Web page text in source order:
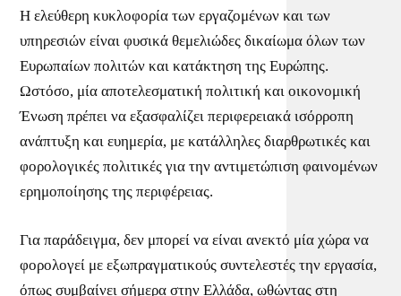
Η ελεύθερη κυκλοφορία των εργαζομένων και των
υπηρεσιών είναι φυσικά θεμελιώδες δικαίωμα όλων των
Ευρωπαίων πολιτών και κατάκτηση της Ευρώπης.
Ωστόσο, μία αποτελεσματική πολιτική και οικονομική
Ένωση πρέπει να εξασφαλίζει περιφερειακά ισόρροπη
ανάπτυξη και ευημερία, με κατάλληλες διαρθρωτικές και
φορολογικές πολιτικές για την αντιμετώπιση φαινομένων
ερημοποίησης της περιφέρειας.
Για παράδειγμα, δεν μπορεί να είναι ανεκτό μία χώρα να
φορολογεί με εξωπραγματικούς συντελεστές την εργασία,
όπως συμβαίνει σήμερα στην Ελλάδα, ωθώντας στη